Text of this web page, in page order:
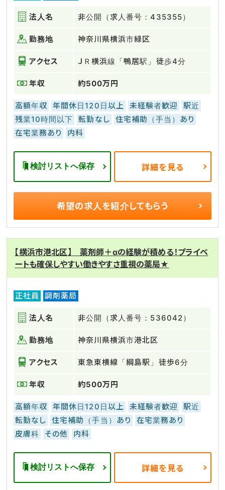
法人名 非公開（求人番号：435355）
勤務地 神奈川県横浜市緑区
アクセス ＪＲ横浜線「鴨居駅」徒歩4分
年収 約500万円
高額年収 年間休日120日以上 未経験者歓迎
駅近
残業10時間以下
転勤なし
住宅補助（手当）あり
在宅業務あり
内科
検討リストへ保存 詳細を見る
希望の求人を紹介してもらう
【横浜市港北区】 薬剤師＋αの経験が積める！プライベ
ートも確保しやすい働きやすさ重視の薬局★
正社員 調剤薬局
法人名 非公開（求人番号：536042）
勤務地 神奈川県横浜市港北区
アクセス 東急東横線「綱島駅」徒歩6分
年収 約500万円
高額年収 年間休日120日以上 未経験者歓迎
駅近
転勤なし
住宅補助（手当）あり
在宅業務あり
皮膚科
その他 内科
検討リストへ保存 詳細を見る